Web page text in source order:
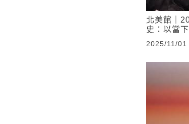
北美館｜
史：以當
2025/11/